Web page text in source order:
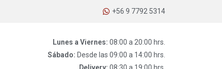
+56 9 7792 5314
Lunes a Viernes: 08:00 a 20:00 hrs.
Sábado: Desde las 09:00 a 14:00 hrs.
Delivery: 08:30 a 19:00 hrs.